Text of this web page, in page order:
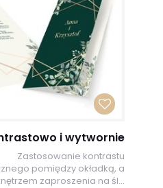
i wytwornie
Zastosowanie kontrastu
pomiędzy okładką, a
zaproszenia na śl...